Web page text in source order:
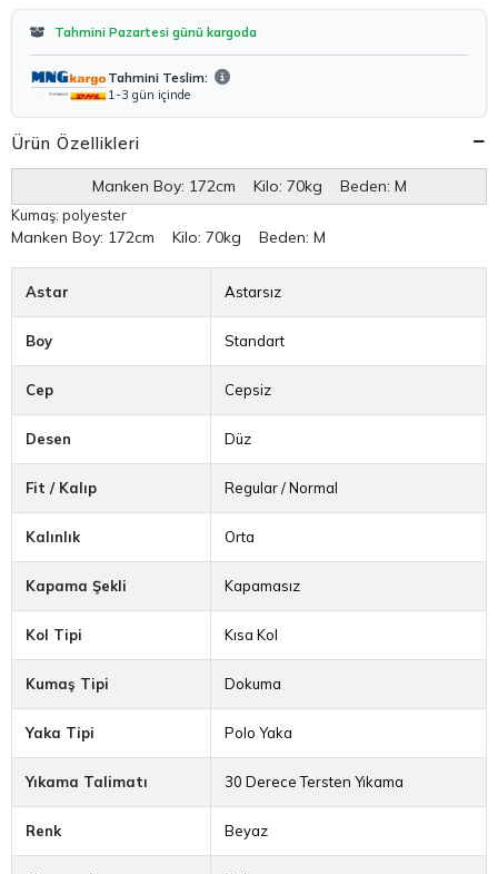
Tahmini Pazartesi günü kargoda
Tahmini Teslim:
1-3 gün içinde
Ürün Özellikleri
Manken Boy: 172cm Kilo: 70kg Beden: M
Kumaş: polyester
Manken Boy: 172cm Kilo: 70kg Beden: M
Astar Astarsız
Boy Standart
Cep Cepsiz
Desen Düz
Fit / Kalıp Regular / Normal
Kalınlık Orta
Kapama Şekli Kapamasız
Kol Tipi Kısa Kol
Kumaş Tipi Dokuma
Yaka Tipi Polo Yaka
Yıkama Talimatı 30 Derece Tersten Yıkama
Renk Beyaz